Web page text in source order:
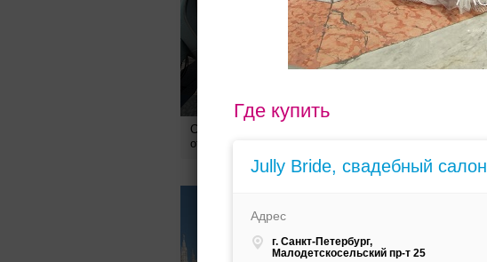
Где купить
Jully Bride, свадебный салон
Адрес
г. Санкт-Петербург,
Малодетскосельский пр-т 25
20500руб.
Свадебное платье Tropicana
от Aurora couture